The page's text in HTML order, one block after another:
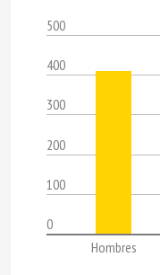
500
400
300
200
100
0
Hombres